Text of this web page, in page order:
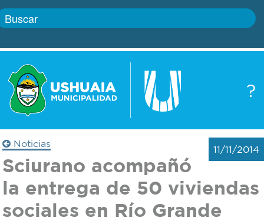
?
Boletín
Defensa
civil
Gobierno
Trámites
Transparencia
Noticias
11/11/2014
Sciurano acompañó
la entrega de 50 viviendas
sociales en Río Grande